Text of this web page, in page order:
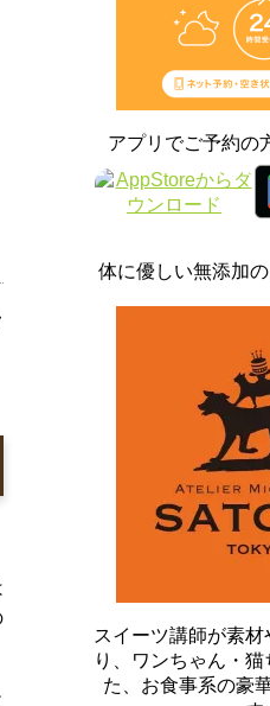
アプリでご予約の
体に優しい無添加
スイーツ講師が素
り、ワンちゃん・猫
た、お食事系の豪